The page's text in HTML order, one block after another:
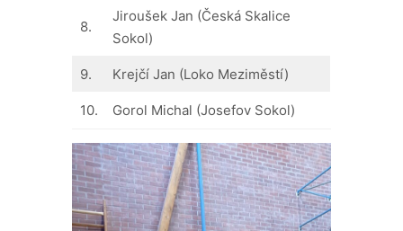
8.
Jiroušek Jan (Česká Skalice
Sokol)
9. Krejčí Jan (Loko Meziměstí)
10. Gorol Michal (Josefov Sokol)